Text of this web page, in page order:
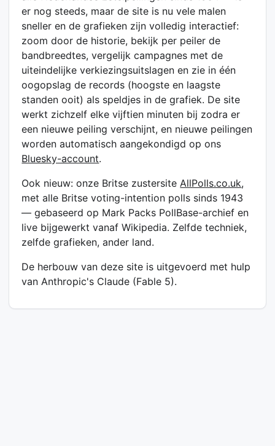
er nog steeds, maar de site is nu vele malen
sneller en de grafieken zijn volledig interactief:
zoom door de historie, bekijk per peiler de
bandbreedtes, vergelijk campagnes met de
uiteindelijke verkiezingsuitslagen en zie in één
oogopslag de records (hoogste en laagste
standen ooit) als speldjes in de grafiek. De site
werkt zichzelf elke vijftien minuten bij zodra er
een nieuwe peiling verschijnt, en nieuwe peilingen
worden automatisch aangekondigd op ons
Bluesky-account.
Ook nieuw: onze Britse zustersiteAllPolls.co.uk,
met alle Britse voting-intention polls sinds 1943
— gebaseerd op Mark Packs PollBase-archief en
live bijgewerkt vanaf Wikipedia. Zelfde techniek,
zelfde grafieken, ander land.
De herbouw van deze site is uitgevoerd met hulp
van Anthropic's Claude (Fable 5).